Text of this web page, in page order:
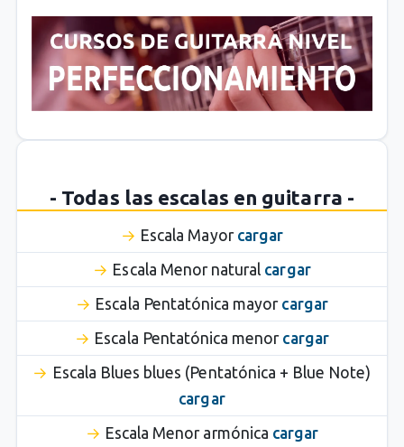
- Todas las escalas en guitarra -
Escala Mayor cargar
Escala Menor natural cargar
Escala Pentatónica mayor cargar
Escala Pentatónica menor cargar
Escala Blues blues (Pentatónica + Blue Note)
cargar
Escala Menor armónica cargar